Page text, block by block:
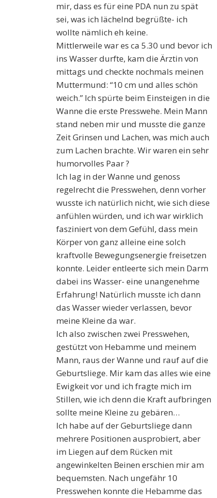
mir, dass es für eine PDA nun zu spät
sei, was ich lächelnd begrüßte- ich
wollte nämlich eh keine.
Mittlerweile war es ca 5.30 und bevor ich
ins Wasser durfte, kam die Ärztin von
mittags und checkte nochmals meinen
Muttermund: “10 cm und alles schön
weich.” Ich spürte beim Einsteigen in die
Wanne die erste Presswehe. Mein Mann
stand neben mir und musste die ganze
Zeit Grinsen und Lachen, was mich auch
zum Lachen brachte. Wir waren ein sehr
humorvolles Paar ?
Ich lag in der Wanne und genoss
regelrecht die Presswehen, denn vorher
wusste ich natürlich nicht, wie sich diese
anfühlen würden, und ich war wirklich
fasziniert von dem Gefühl, dass mein
Körper von ganz alleine eine solch
kraftvolle Bewegungsenergie freisetzen
konnte. Leider entleerte sich mein Darm
dabei ins Wasser- eine unangenehme
Erfahrung! Natürlich musste ich dann
das Wasser wieder verlassen, bevor
meine Kleine da war.
Ich also zwischen zwei Presswehen,
gestützt von Hebamme und meinem
Mann, raus der Wanne und rauf auf die
Geburtsliege. Mir kam das alles wie eine
Ewigkeit vor und ich fragte mich im
Stillen, wie ich denn die Kraft aufbringen
sollte meine Kleine zu gebären…
Ich habe auf der Geburtsliege dann
mehrere Positionen ausprobiert, aber
im Liegen auf dem Rücken mit
angewinkelten Beinen erschien mir am
bequemsten. Nach ungefähr 10
Presswehen konnte die Hebamme das